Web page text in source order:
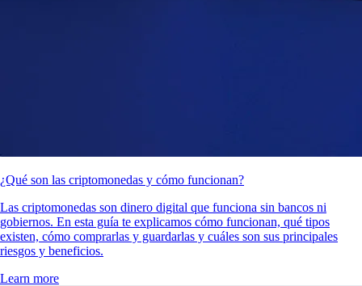
¿Qué son las criptomonedas y cómo funcionan?
Las criptomonedas son dinero digital que funciona sin bancos ni
gobiernos. En esta guía te explicamos cómo funcionan, qué tipos
existen, cómo comprarlas y guardarlas y cuáles son sus principales
riesgos y beneficios.
Learn more